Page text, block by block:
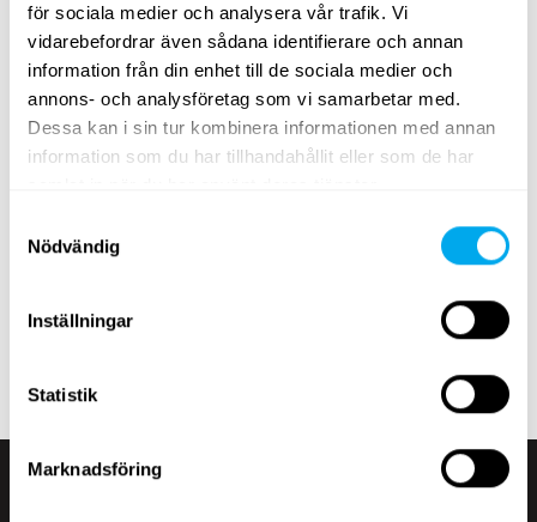
för sociala medier och analysera vår trafik. Vi
vidarebefordrar även sådana identifierare och annan
information från din enhet till de sociala medier och
annons- och analysföretag som vi samarbetar med.
Dessa kan i sin tur kombinera informationen med annan
information som du har tillhandahållit eller som de har
Nödvändig
Inställningar
Statistik
Marknadsföring
Ett brett utbud av tunga fordon
Välj kategorientreprenad ,transportfordon,lantbruk
skogsmaskiner,materialhantering ellergrönytemaskiner
Använd sökkriterierna för tunga fordon på sidan för att
fordon efter produktgrupp, märke, modell, ort, modellår,
pris, typ av annons eller produktens totalvikt.
Ta en titt på Maatoris utbud av tunga fordon och hitta
rätt produkt för dina behov! Om du inte hittar det du